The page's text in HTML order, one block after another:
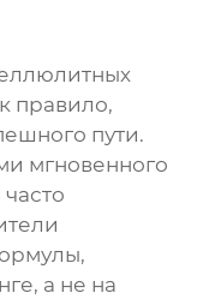
правило,
пути.
мгновенного
а не на